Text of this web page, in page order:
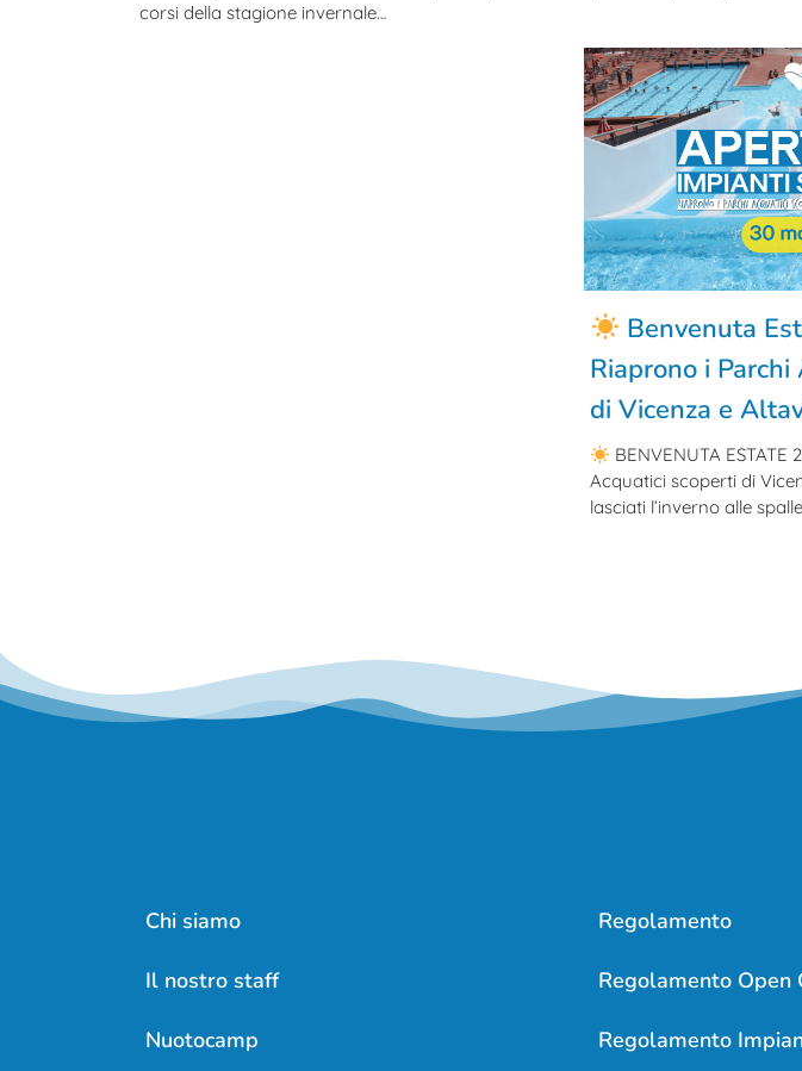
corsi della stagione invernale…
Benvenuta
Riaprono i
di Vicenza e
BENVENUTA
Acquatici scoperti di
lasciati l’inverno alle
Chi siamo
Il nostro staff
Nuotocamp
Regolamento
Regolamento Open
Regolamento